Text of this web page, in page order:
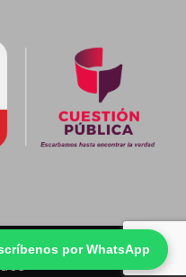
por WhatsApp
Todos los derechos